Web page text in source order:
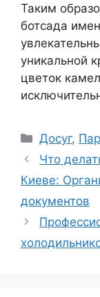
Таким
ботсада
уникальной
цветок
Рубрики
Досуг,
Что
Киеве:
документов